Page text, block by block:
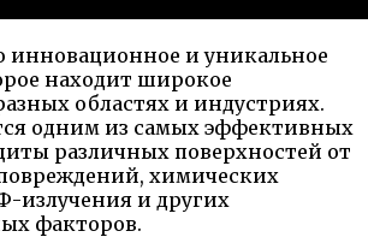
инновационное и уникальное
находит широкое
областях и индустриях.
одним из самых эффективных
различных поверхностей от
химических
излучения и других
факторов.